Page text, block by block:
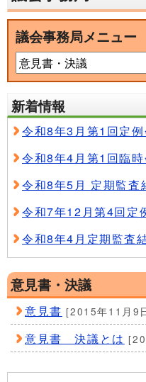
議会事務局メニュー
新着情報
令和8年3月第1回定例
令和8年4月第1回臨時
令和8年5月 定期監査
令和7年12月第4回定
令和8年4月定期監査
意見書・決議
意見書 [2015年11月9
意見書 決議とは